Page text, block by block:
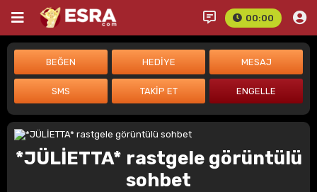
00:00
*JÜLİETTA* rastgele görüntülü
sohbet